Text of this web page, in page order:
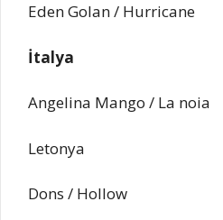
Eden Golan / Hurricane
İtalya
Angelina Mango / La noia
Letonya
Dons / Hollow